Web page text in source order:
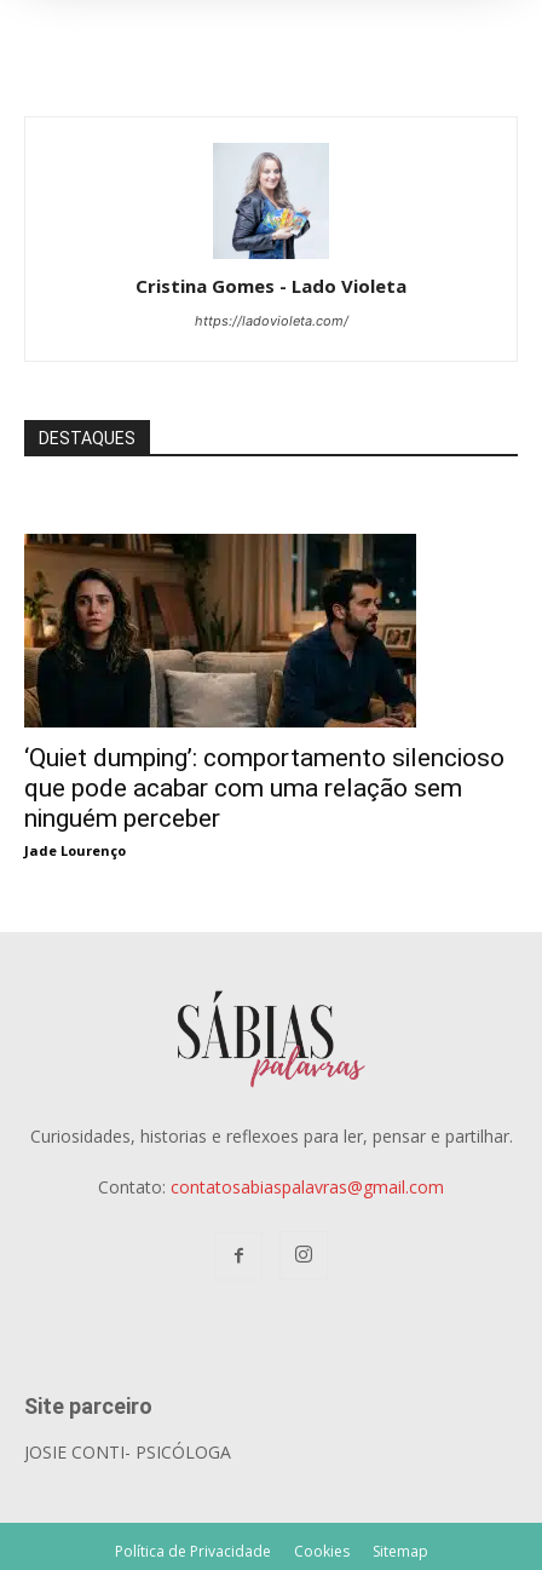
Cristina Gomes - Lado Violeta
https://ladovioleta.com/
DESTAQUES
‘Quiet dumping’: comportamento silencioso
que pode acabar com uma relação sem
ninguém perceber
Jade Lourenço
Curiosidades, historias e reflexoes para ler, pensar e partilhar.
Contato: contatosabiaspalavras@gmail.com
Site parceiro
JOSIE CONTI- PSICÓLOGA
Política de Privacidade Cookies Sitemap